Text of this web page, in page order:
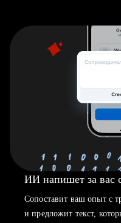
ИИ напишет за вас
Сопоставит ваш опыт с
и предложит текст,